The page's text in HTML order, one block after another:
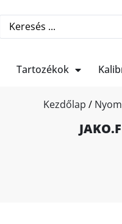
Tartozékok
Kezdőlap /